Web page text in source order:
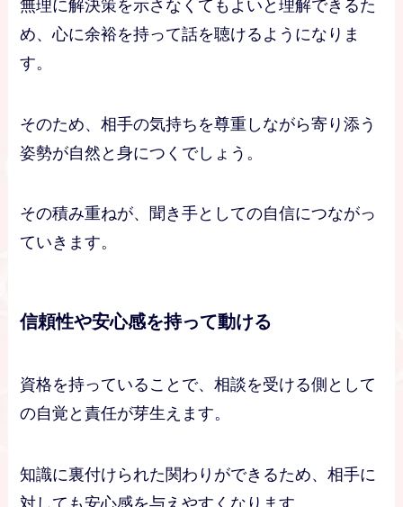
無理に解決策を示さなくてもよいと理解できるた
め、心に余裕を持って話を聴けるようになりま
す。
そのため、相手の気持ちを尊重しながら寄り添う
姿勢が自然と身につくでしょう。
その積み重ねが、聞き手としての自信につながっ
ていきます。
信頼性や安心感を持って動ける
資格を持っていることで、相談を受ける側として
の自覚と責任が芽生えます。
知識に裏付けられた関わりができるため、相手に
対しても安心感を与えやすくなります。